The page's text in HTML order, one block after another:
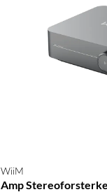
WiiM
Amp